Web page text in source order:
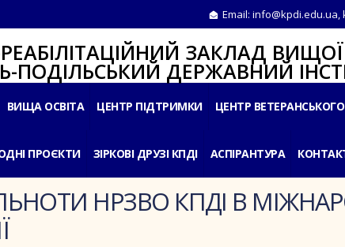
Email: info@kpdi.edu.ua,
ЗАКЛАД ВИЩОЇ
ДЕРЖАВНИЙ
ВИЩА ОСВІТА ЦЕНТР ПІДТРИМКИ ЦЕНТР
ПРОЄКТИ ЗІРКОВІ ДРУЗІ КПДІ АСПІРАНТУРА
НРЗВО КПДІ В